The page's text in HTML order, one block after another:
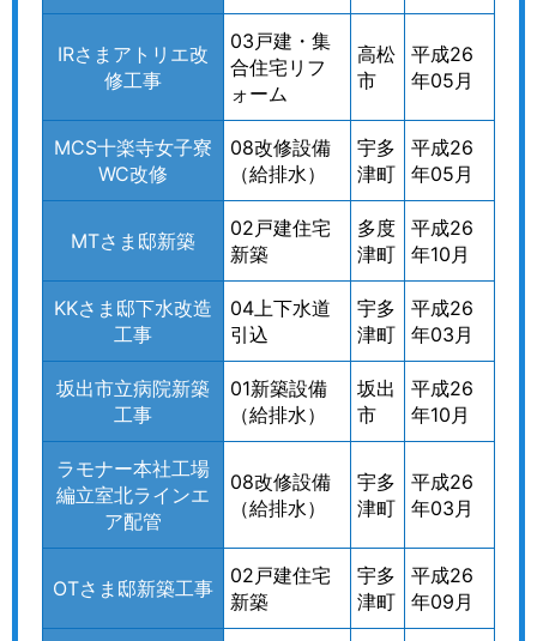
IRさまアトリエ改
修工事
03戸建・集
合住宅リフ
ォーム
高松
市
平成26
年05月
MCS十楽寺女子寮
WC改修
08改修設備
（給排水）
宇多
津町
平成26
年05月
MTさま邸新築
02戸建住宅
新築
多度
津町
平成26
年10月
KKさま邸下水改造
工事
04上下水道
引込
宇多
津町
平成26
年03月
坂出市立病院新築
工事
01新築設備
（給排水）
坂出
市
平成26
年10月
ラモナー本社工場
編立室北ラインエ
ア配管
08改修設備
（給排水）
宇多
津町
平成26
年03月
OTさま邸新築工事
02戸建住宅
新築
宇多
津町
平成26
年09月